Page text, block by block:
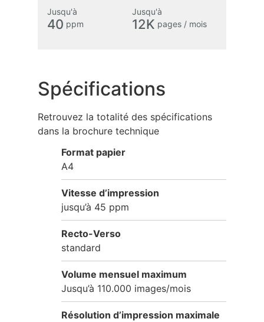
Jusqu'à
40 ppm
Jusqu'à
12K pages / mois
Spécifications
Retrouvez la totalité des spécifications
dans la brochure technique
Format papier
A4
Vitesse d’impression
jusqu’à 45 ppm
Recto-Verso
standard
Volume mensuel maximum
Jusqu’à 110.000 images/mois
Résolution d’impression maximale